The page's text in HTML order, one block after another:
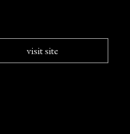
visit site